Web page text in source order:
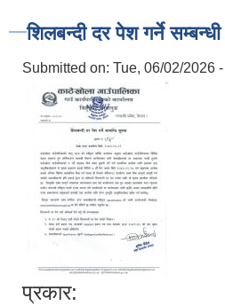
शिलबन्दी दर पेश गर्ने
Submitted on: Tue, 06/02/2026
प्रकार: